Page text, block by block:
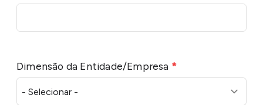
Dimensão da Entidade/Empresa *